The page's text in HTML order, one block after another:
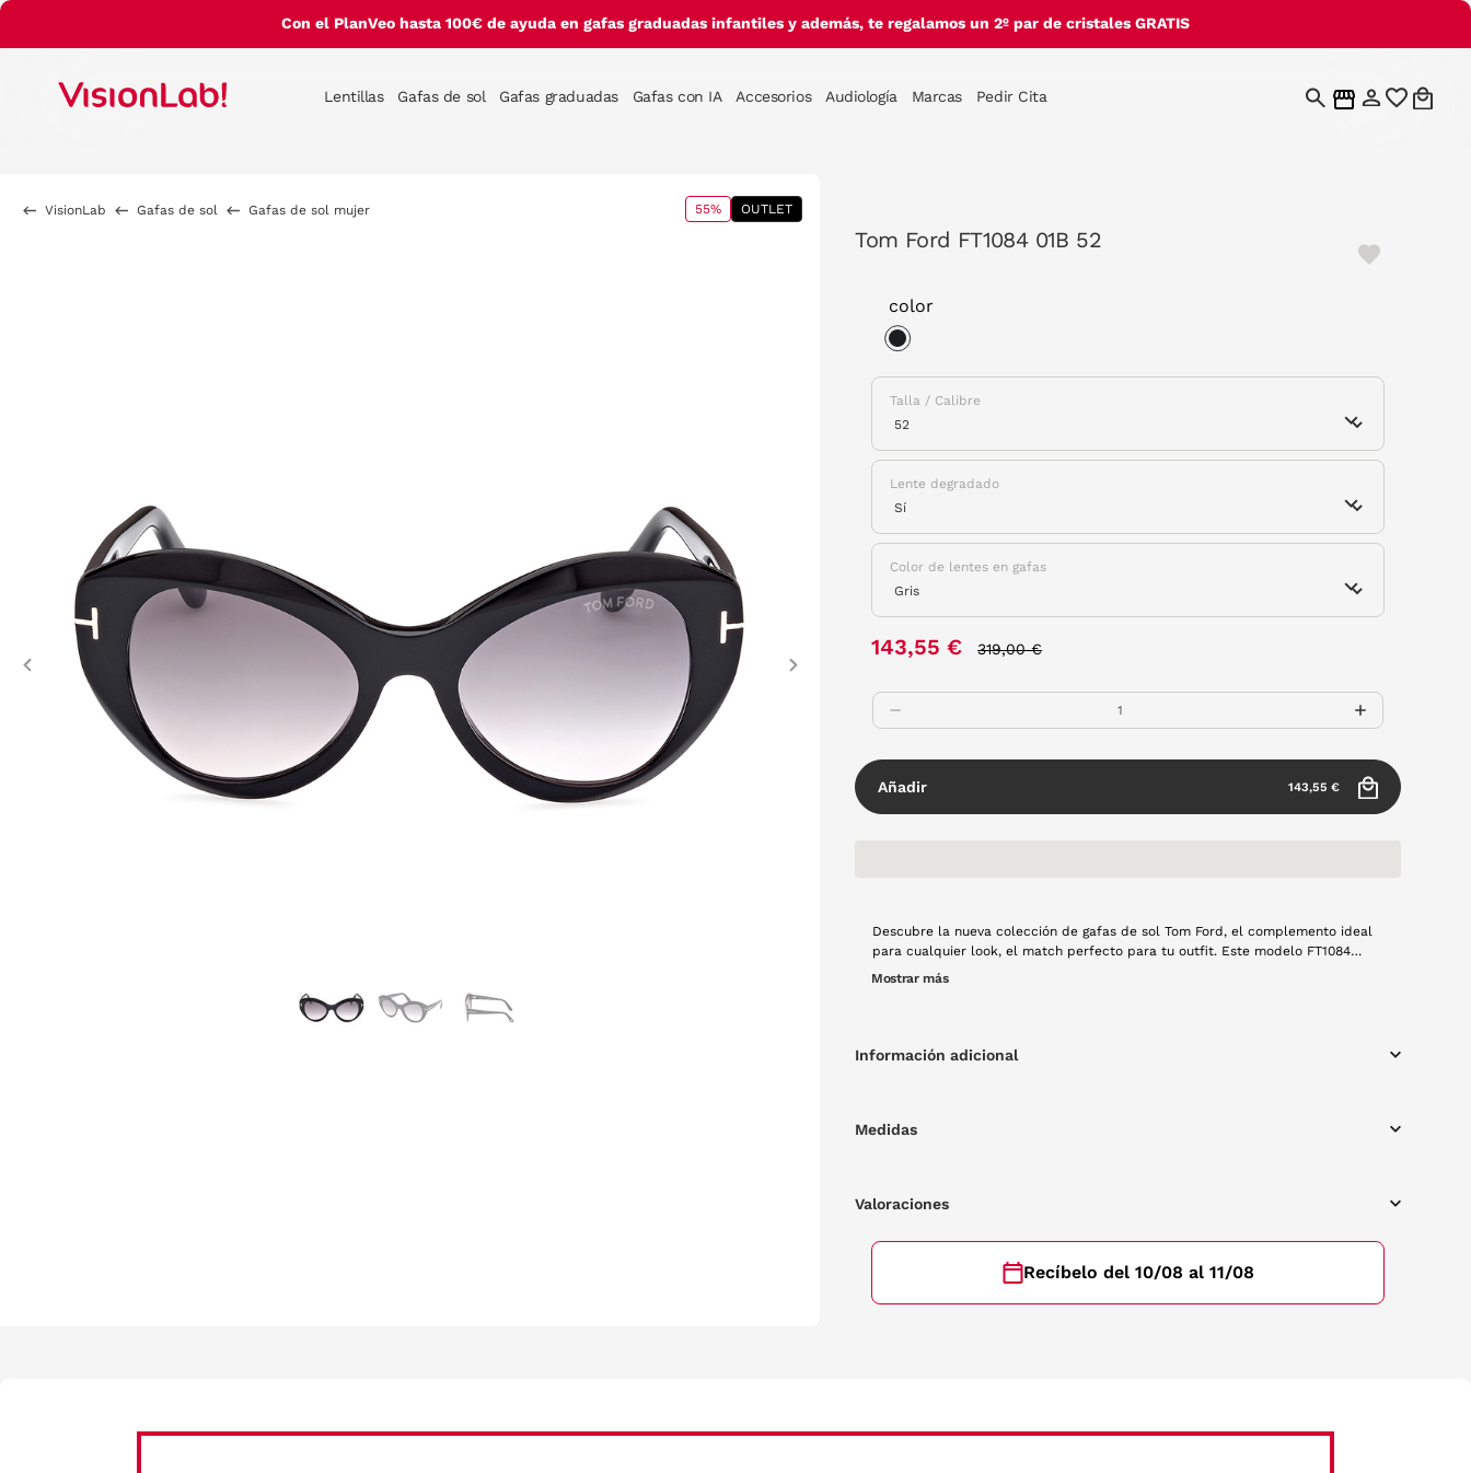
Con el PlanVeo hasta 100€ de ayuda en gafas graduadas infantiles y además, te regalamos un 2º par de cristales GRATIS
Lentillas Gafas de sol Gafas graduadas Gafas con IA Accesorios Audiología Marcas Pedir Cita
VisionLab Gafas de sol Gafas de sol mujer 55% OUTLET
Previous
Tom Ford FT1084 01B 52
color
Talla / Calibre
Lente degradado
Color de lentes en gafas
143,55 € 319,00 €
Añadir 143,55 €
Descubre la nueva colección de gafas de sol Tom Ford, el complemento ideal
para cualquier look, el match perfecto para tu outfit. Este modelo FT1084
tiene un diseño de forma ovalada e incorpora el icónico detalle metálico en la
Mostrar más
Información adicional
Medidas
Valoraciones
Recíbelo del 10/08 al 11/08